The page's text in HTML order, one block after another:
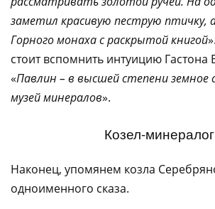
заметил красивую пеструю птичку,
Горного монаха с раскрытой книгой
стоит вспомнить интуицию Гастона
«Павлин – в высшей степени
музей минералов».
Козел-минералог
Наконец, упомянем козла
одноименного сказа.